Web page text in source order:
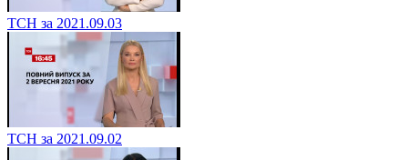
ТСН за 2021.09.03
ТСН за 2021.09.02